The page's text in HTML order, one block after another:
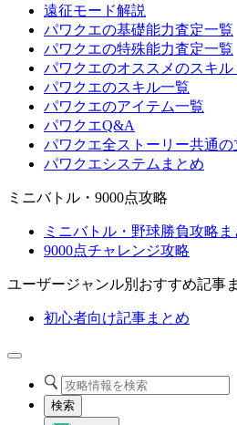
遠征モード解説
パワクエの基礎能力査定一覧
パワクエの特殊能力査定一覧
パワクエのオススメのスキル
パワクエのスキル一覧
パワクエのアイテム一覧
パワクエQ&A
パワクエ全ストーリー共通の
パワクエシステムまとめ
ミニバトル・9000点攻略
ミニバトル・野球勝負攻略ま
9000点チャレンジ攻略
ユーザージャンル別おすすめ記事
初心者向け記事まとめ
検索